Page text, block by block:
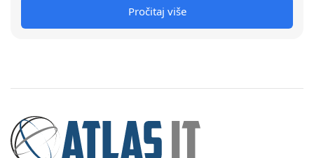
Pročitaj više